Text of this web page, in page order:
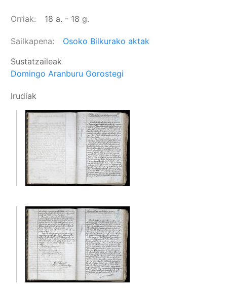
Orriak 18 a. - 18 g.
Sailkapena
Osoko Bilkurako aktak
Sustatzaileak
Domingo Aranburu Gorostegi
Irudiak